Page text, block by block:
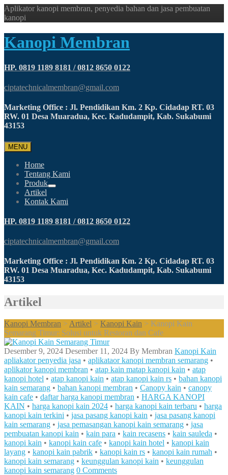
Aplikator kanopi membran, penyedia bahan dan jasa pembuatan
kanopi
Kanopi Membran
HP. 0819 1189 8181 / 0812 8650 0122
ciptatechnicalmembran@gmail.com
Marketing Office : Jl. Pendidikan Km. 2 Kp. Cidadap RT. 03
RW. 01 Desa Muaradua, Kec. Kadudampit, Kab. Sukabumi
43153
MENU
Home
Tentang Kami
Produk
Artikel
Kontak Kami
HP. 0819 1189 8181 / 0812 8650 0122
ciptatechnicalmembran@gmail.com
Marketing Office : Jl. Pendidikan Km. 2 Kp. Cidadap RT. 03
RW. 01 Desa Muaradua, Kec. Kadudampit, Kab. Sukabumi
43153
Artikel
Kanopi Membran > Artikel > Kanopi Kain > Kanopi Kain
Semarang Timur: Solusi untuk Restoran dan Cafe
Desember 9, 2024 Desember 11, 2024 By Membran Kanopi Kain
apliakator penyedia jasa • aplikataor kanopi membran semarang •
aplikator kanopi membran • atap kain matap kanopi kain • atap
kanopi hotel • atap kanopi kain • atap kanopi kain rs • bahan kanopi
kain semarang • bahan kanopi membran • Canopy kain • canopy
kain cafe • daftar harga kanopi membran • HARGA KANOPI
KAIN • harga kanopi kain 2024 • harga kanopi kain terbaru • harga
kanopi kain terkini • jasa pasang kanopi kain • jasa pasang kanopi
kain semarang • jasa pemasangan kanopi kain semarang • jasa
pembuatan kanopi kain • kain para • kain recasens • kain sauleda •
kanopi kain • kanopi kain cafe • kanopi kain hotel • kanopi kain
layang • kanopi kain pabrik • kanopi kain rs • kanopi kain rumah •
kanopi kain semarang • keunggulan kanopi kain • keunggulan
kanopi kain semarang 0 Comments